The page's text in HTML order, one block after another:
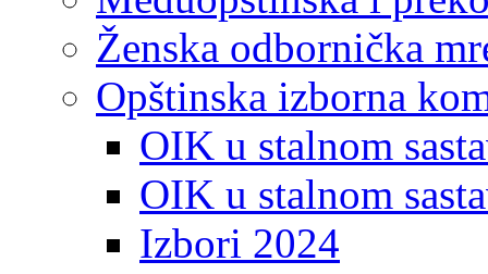
Ženska odbornička
Opštinska izborna
OIK u stalnom
OIK u stalnom
Izbori 2024